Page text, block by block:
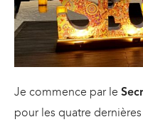
Je commence par le
pour les quatre